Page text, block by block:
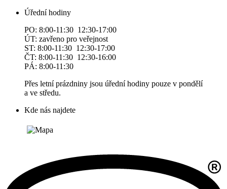
Úřední hodiny
PO: 8:00-11:30 12:30-17:00
ÚT: zavřeno pro veřejnost
ST: 8:00-11:30 12:30-17:00
ČT: 8:00-11:30 12:30-16:00
PÁ: 8:00-11:30
Přes letní prázdniny jsou úřední hodiny pouze v pondělí
a ve středu.
Kde nás najdete